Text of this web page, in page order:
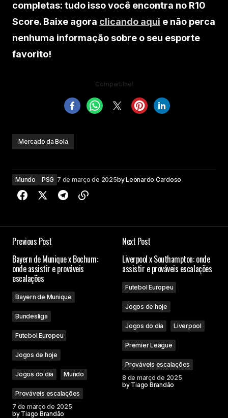
completas: tudo isso você encontra no R10
Score. Baixe agora clicando aqui e não perca
nenhuma informação sobre o seu esporte
favorito!
Compartilhe!
Mercado da Bola
Mundo PSG 7 de março de 2025byLeonardo Cardoso
Previous Post
Bayern de Munique x Bochum:
onde assistir e prováveis
escalações
Bayern de Munique
Bundesliga
Futebol Europeu
Jogos de hoje
Jogos do dia Mundo
Prováveis escalações
7 de março de 2025
by Tiago Brandão
Next Post
Liverpool x Southampton: onde
assistir e prováveis escalações
Futebol Europeu
Jogos de hoje
Jogos do dia Liverpool
Premier League
Prováveis escalações
8 de março de 2025
by Tiago Brandão